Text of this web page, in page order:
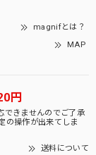
magnifとは？
MAP
円
できませんのでご了承
の操作が出来てしま
送料について